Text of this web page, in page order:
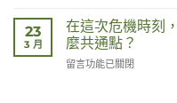
中
23
3 月
在這次危機時刻
麼共通點？
在
留言功能已關閉